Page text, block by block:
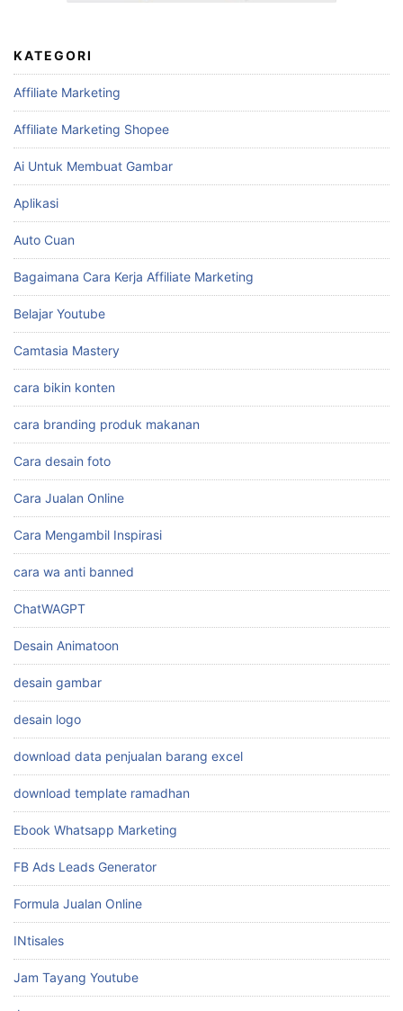
KATEGORI
Affiliate Marketing
Affiliate Marketing Shopee
Ai Untuk Membuat Gambar
Aplikasi
Auto Cuan
Bagaimana Cara Kerja Affiliate Marketing
Belajar Youtube
Camtasia Mastery
cara bikin konten
cara branding produk makanan
Cara desain foto
Cara Jualan Online
Cara Mengambil Inspirasi
cara wa anti banned
ChatWAGPT
Desain Animatoon
desain gambar
desain logo
download data penjualan barang excel
download template ramadhan
Ebook Whatsapp Marketing
FB Ads Leads Generator
Formula Jualan Online
INtisales
Jam Tayang Youtube